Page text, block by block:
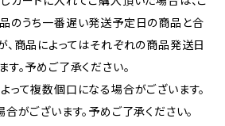
のうち一番遅い発送予定日の商品と合
、商品によってはそれぞれの商品発送日
。予めご了承ください。
て複数個口になる場合がございます。
がございます。予めご了承ください。